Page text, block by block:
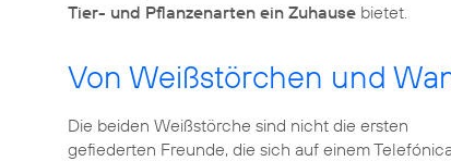
Tier- und Pflanzenarten ein Zuhause bietet.
Von Weißstörchen und
Die beiden Weißstörche sind nicht die ersten
gefiederten Freunde, die sich auf einem